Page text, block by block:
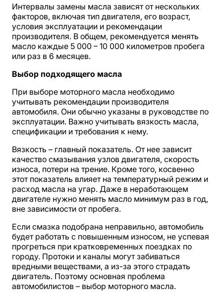
Интервалы замены масла зависят от нескольких
факторов, включая тип двигателя, его возраст,
условия эксплуатации и рекомендации
производителя. В общем, рекомендуется менять
масло каждые 5 000 – 10 000 километров пробега
или раз в 6 месяцев.
Выбор подходящего масла
При выборе моторного масла необходимо
учитывать рекомендации производителя
автомобиля. Они обычно указаны в руководстве по
эксплуатации. Важно учитывать вязкость масла,
спецификации и требования к нему.
Вязкость – главный показатель. От нее зависит
качество смазывания узлов двигателя, скорость
износа, потери на трение. Кроме того, косвенно
этот показатель влияет на температурный режим и
расход масла на угар. Даже в неработающем
двигателе нужно менять масло минимум раз в год,
вне зависимости от пробега.
Если смазка подобрана неправильно, автомобиль
будет работать с повышенным износом, не успевая
прогреться при кратковременных поездках по
городу. Протоки и каналы могут забиваться
вредными веществами, а из-за этого страдать
двигатель. Поэтому основная проблема
автомобилистов – выбор моторного масла.